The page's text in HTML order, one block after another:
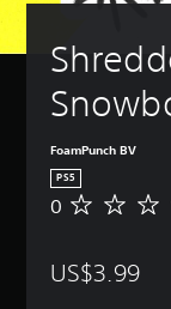
FoamPunch BV
PS5
S
c
0
US$3.99